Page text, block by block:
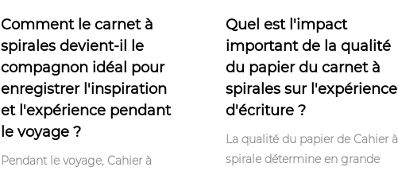
Comment le carnet à
spirales devient-il le
compagnon idéal pour
enregistrer l'inspiration
et l'expérience pendant
le voyage ?
Pendant le voyage, Cahier à
Quel est l'impact
important de la qualité
du papier du carnet à
spirales sur l'expérience
d'écriture ?
La qualité du papier de Cahier à
spirale détermine en grande